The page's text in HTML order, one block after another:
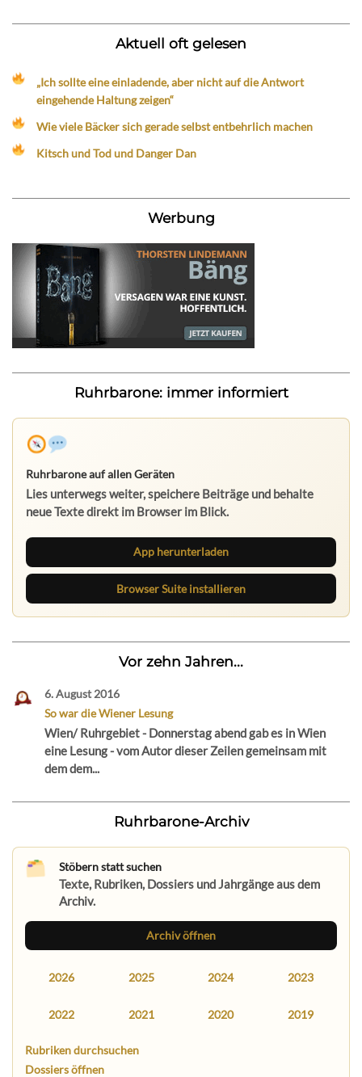
Aktuell oft gelesen
„Ich sollte eine einladende, aber nicht auf die Antwort
eingehende Haltung zeigen“
Wie viele Bäcker sich gerade selbst entbehrlich machen
Kitsch und Tod und Danger Dan
Werbung
Ruhrbarone: immer informiert
Ruhrbarone auf allen Geräten
Lies unterwegs weiter, speichere Beiträge und behalte
neue Texte direkt im Browser im Blick.
App herunterladen
Browser Suite installieren
Vor zehn Jahren...
6. August 2016
So war die Wiener Lesung
Wien/ Ruhrgebiet - Donnerstag abend gab es in Wien
eine Lesung - vom Autor dieser Zeilen gemeinsam mit
dem dem...
Ruhrbarone-Archiv
Stöbern statt suchen
Texte, Rubriken, Dossiers und Jahrgänge aus dem
Archiv.
Archiv öffnen
2026 2025 2024 2023
2022 2021 2020 2019
Rubriken durchsuchen
Dossiers öffnen